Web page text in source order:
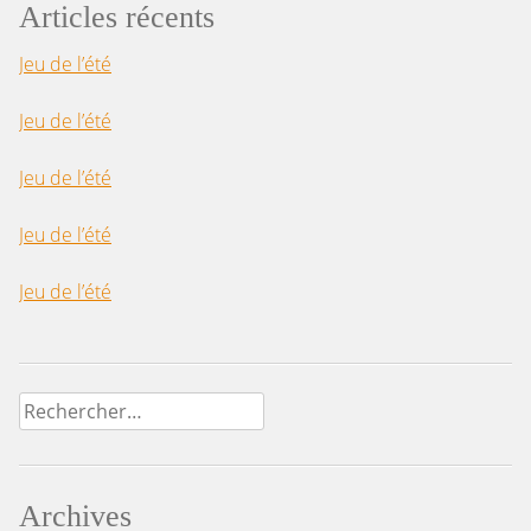
Articles récents
Jeu de l’été
Jeu de l’été
Jeu de l’été
Jeu de l’été
Jeu de l’été
Rechercher :
Archives